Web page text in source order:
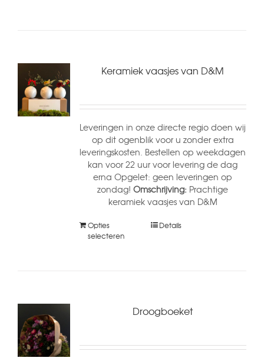
Keramiek vaasjes van D&M
Leveringen in onze directe regio doen wij
op dit ogenblik voor u zonder extra
leveringskosten. Bestellen op weekdagen
kan voor 22 uur voor levering de dag
erna Opgelet: geen leveringen op
zondag!Omschrijving: Prachtige
keramiek vaasjes van D&M
Opties
selecteren
Details
Droogboeket